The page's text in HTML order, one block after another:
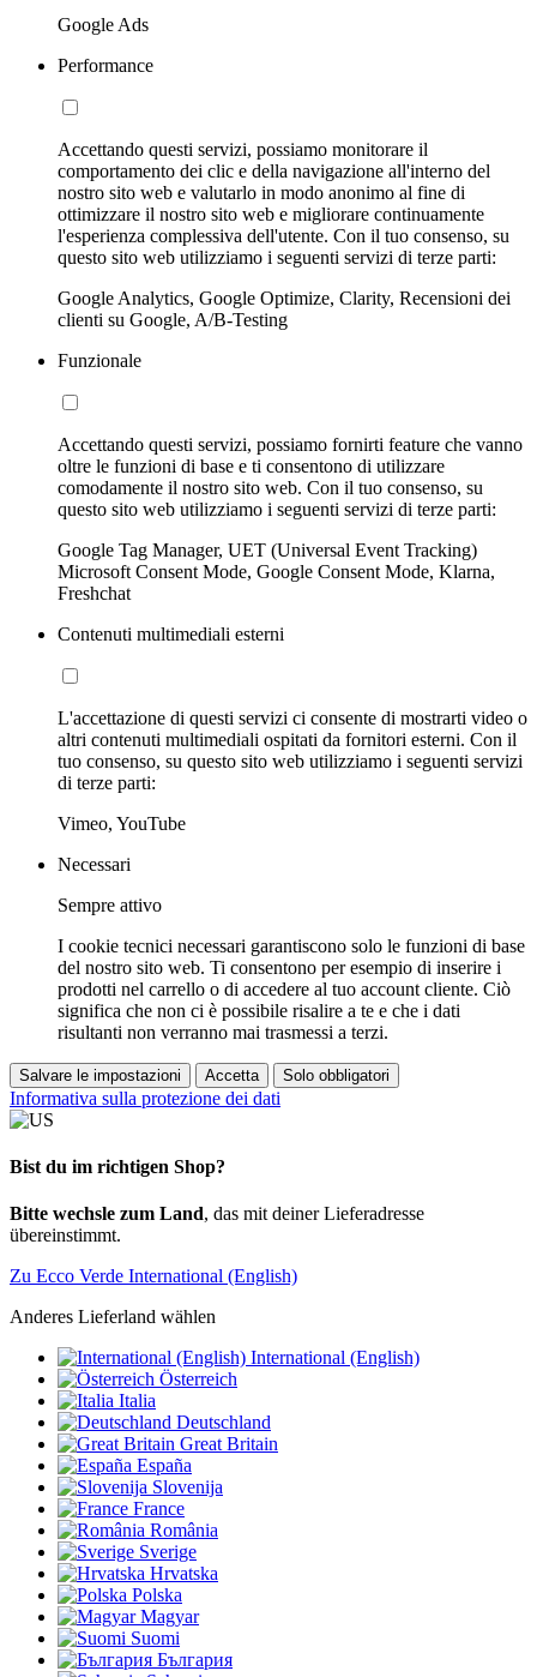
Google Ads
Performance
Accettando questi servizi, possiamo monitorare il
comportamento dei clic e della navigazione all'interno del
nostro sito web e valutarlo in modo anonimo al fine di
ottimizzare il nostro sito web e migliorare continuamente
l'esperienza complessiva dell'utente. Con il tuo consenso, su
questo sito web utilizziamo i seguenti servizi di terze parti:
Google Analytics, Google Optimize, Clarity, Recensioni dei
clienti su Google, A/B-Testing
Funzionale
Accettando questi servizi, possiamo fornirti feature che vanno
oltre le funzioni di base e ti consentono di utilizzare
comodamente il nostro sito web. Con il tuo consenso, su
questo sito web utilizziamo i seguenti servizi di terze parti:
Google Tag Manager, UET (Universal Event Tracking)
Microsoft Consent Mode, Google Consent Mode, Klarna,
Freshchat
Contenuti multimediali esterni
L'accettazione di questi servizi ci consente di mostrarti video o
altri contenuti multimediali ospitati da fornitori esterni. Con il
tuo consenso, su questo sito web utilizziamo i seguenti servizi
di terze parti:
Vimeo, YouTube
Necessari
Sempre attivo
I cookie tecnici necessari garantiscono solo le funzioni di base
del nostro sito web. Ti consentono per esempio di inserire i
prodotti nel carrello o di accedere al tuo account cliente. Ciò
significa che non ci è possibile risalire a te e che i dati
risultanti non verranno mai trasmessi a terzi.
Salvare le impostazioni Accetta Solo obbligatori
Informativa sulla protezione dei dati
Bist du im richtigen Shop?
Bitte wechsle zum Land, das mit deiner Lieferadresse
übereinstimmt.
Zu Ecco Verde International (English)
Anderes Lieferland wählen
International (English)
Österreich
Italia
Deutschland
Great Britain
España
Slovenija
France
România
Sverige
Hrvatska
Polska
Magyar
Suomi
България